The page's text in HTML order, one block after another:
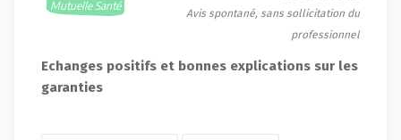
Mutuelle Santé
Avis spontané, sans sollicitation du
professionnel
Echanges positifs et bonnes explications sur les
garanties